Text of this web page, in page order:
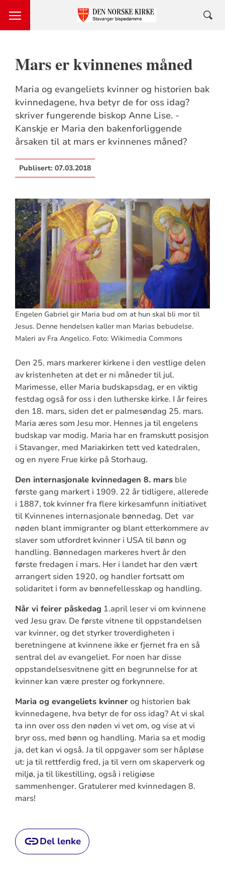
Mars er kvinnenes måned
Maria og evangeliets kvinner og historien bak
kvinnedagene, hva betyr de for oss idag?
skriver fungerende biskop Anne Lise. -
Kanskje er Maria den bakenforliggende
årsaken til at mars er kvinnenes måned?
Publisert: 07.03.2018
Engelen Gabriel gir Maria bud om at hun skal bli mor til
Jesus. Denne hendelsen kaller man Marias bebudelse.
Maleri av Fra Angelico. Foto: Wikimedia Commons
Den 25. mars markerer kirkene i den vestlige delen
av kristenheten at det er ni måneder til jul.
Marimesse, eller Maria budskapsdag, er en viktig
festdag også for oss i den lutherske kirke. I år feires
den 18. mars, siden det er palmesøndag 25. mars.
Maria æres som Jesu mor. Hennes ja til engelens
budskap var modig. Maria har en framskutt posisjon
i Stavanger, med Mariakirken tett ved katedralen,
og en nyere Frue kirke på Storhaug.
Den internasjonale kvinnedagen 8. marsble
første gang markert i 1909. 22 år tidligere, allerede
i 1887, tok kvinner fra flere kirkesamfunn initiativet
til Kvinnenes internasjonale bønnedag. Det var
nøden blant immigranter og blant etterkommere av
slaver som utfordret kvinner i USA til bønn og
handling. Bønnedagen markeres hvert år den
første fredagen i mars. Her i landet har den vært
arrangert siden 1920, og handler fortsatt om
solidaritet i form av bønnefellesskap og handling.
Når vi feirer påskedag 1.april leser vi om kvinnene
ved Jesu grav. De første vitnene til oppstandelsen
var kvinner, og det styrker troverdigheten i
beretningene at kvinnene ikke er fjernet fra en så
sentral del av evangeliet. For noen har disse
oppstandelsesvitnene gitt en begrunnelse for at
kvinner kan være prester og forkynnere.
Maria og evangeliets kvinnerog historien bak
kvinnedagene, hva betyr de for oss idag? At vi skal
ta inn over oss den nøden vi vet om, og vise at vi
bryr oss, med bønn og handling. Maria sa et modig
ja, det kan vi også. Ja til oppgaver som ser håpløse
ut: ja til rettferdig fred, ja til vern om skaperverk og
miljø, ja til likestilling, også i religiøse
sammenhenger. Gratulerer med kvinnedagen 8.
mars!
Del lenke